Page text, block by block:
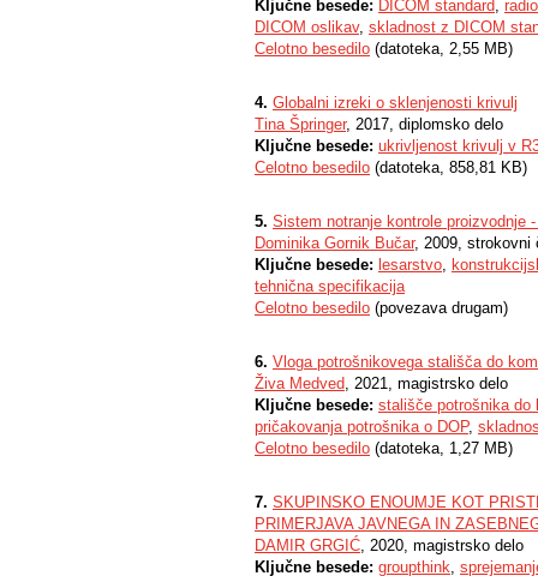
Ključne besede: DICOM standard,
DICOM oslikav, skladnost z DICOM
Celotno besedilo (datoteka, 2,55 MB)
4. Globalni izreki o sklenjenosti krivulj
Tina Špringer, 2017, diplomsko delo
Ključne besede: ukrivljenost krivulj v
Celotno besedilo (datoteka, 858,81 KB)
5. Sistem notranje kontrole proizvodnje
Dominika Gornik Bučar, 2009, strokovni
Ključne besede: lesarstvo,
tehnična specifikacija
Celotno besedilo (povezava drugam)
6. Vloga potrošnikovega stališča do
Živa Medved, 2021, magistrsko delo
Ključne besede: stališče potrošnika do
pričakovanja potrošnika o DOP,
Celotno besedilo (datoteka, 1,27 MB)
7. SKUPINSKO ENOUMJE KOT
PRIMERJAVA JAVNEGA IN
DAMIR GRGIĆ, 2020, magistrsko delo
Ključne besede: groupthink,